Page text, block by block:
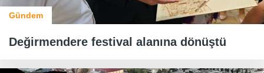
Gündem
Değirmendere festival alanına dönüştü